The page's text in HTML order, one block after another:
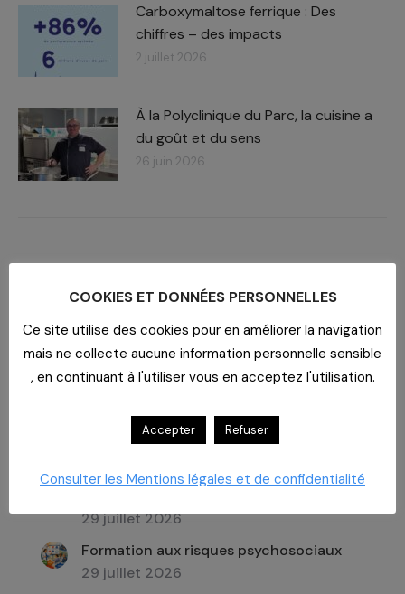
Carboxymaltose ferrique : Des
chiffres – des impacts​
2 juillet 2026
À la Polyclinique du Parc, la cuisine a
du goût et du sens
26 juin 2026
Recherche
Imaginer un lieu de vie
29 juillet 2026
Formation aux risques psychosociaux
29 juillet 2026
COOKIES ET DONNÉES PERSONNELLES
Ce site utilise des cookies pour en améliorer la navigation
mais ne collecte aucune information personnelle sensible
, en continuant à l'utiliser vous en acceptez l'utilisation.
Accepter Refuser
Consulter les Mentions légales et de confidentialité